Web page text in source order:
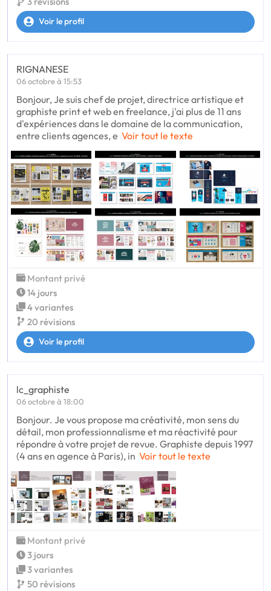
Voir le profil
RIGNANESE
06 octobre à 15:53
Bonjour, Je suis chef de projet, directrice artistique et
graphiste print et web en freelance, j'ai plus de 11 ans
d'expériences dans le domaine de la communication,
entre clients agences, e Voir tout le texte
Montant privé
14 jours
4 variantes
20 révisions
Voir le profil
lc_graphiste
06 octobre à 18:00
Bonjour. Je vous propose ma créativité, mon sens du
détail, mon professionnalisme et ma réactivité pour
répondre à votre projet de revue. Graphiste depuis 1997
(4 ans en agence à Paris), in Voir tout le texte
Montant privé
3 jours
3 variantes
50 révisions